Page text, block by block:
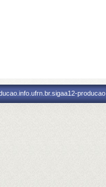
producao